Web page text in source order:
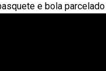
e bola